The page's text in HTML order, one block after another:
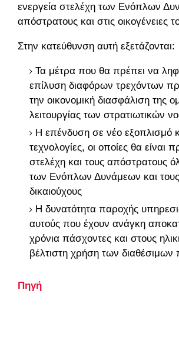
ενεργεία στελέχη των Ενόπλων
απόστρατους και στις οικογένειες
Στην κατεύθυνση αυτή εξετάζονται:
Τα μέτρα που θα πρέπει να
επίλυση διαφόρων τρεχόντων
την οικονομική διασφάλιση της
λειτουργίας των στρατιωτικών
Η επένδυση σε νέο εξοπλισμό
τεχνολογίες, οι οποίες θα είναι
στελέχη και τους απόστρατους
των Ενόπλων Δυνάμεων και
δικαιούχους
Η δυνατότητα παροχής
αυτούς που έχουν ανάγκη
χρόνια πάσχοντες και στους
βέλτιστη χρήση των
Πηγή